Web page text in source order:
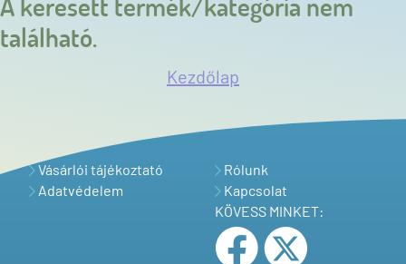
A keresett termék/kategória nem
található.
Kezdőlap
Vásárlói tájékoztató
Adatvédelem
Rólunk
Kapcsolat
KÖVESS MINKET: